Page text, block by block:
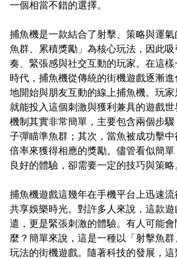
一個相當不錯的選擇。
捕魚機是一款結合了射擊、策略與運
魚群、累積獎勵」為核心玩法，因此
奏、緊張感與社交互動的玩家。在這
時代，捕魚機從傳統的街機遊戲逐漸
地開始與朋友互動的線上捕魚機。玩家
就能投入這個刺激與獲利兼具的遊戲
機制其實非常簡單，主要包含兩個步
子彈瞄準魚群；其次，當魚被成功擊
倍率來獲得相應的獎勵。儘管看似簡
良好的體驗，卻需要一定的技巧與策略
捕魚機遊戲這幾年在手機平台上迅速
共享娛樂時光。對許多人來說，這款
遣，更是緊張刺激的體驗。有人可能
麼？簡單來說，這是一種以「射擊魚
玩法的街機遊戲。隨著科技的發展，